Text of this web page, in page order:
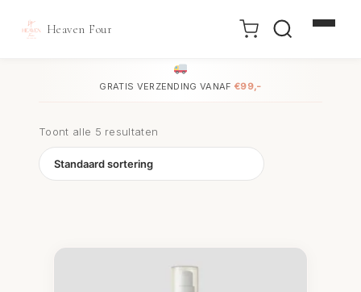
Heaven Four
GRATIS VERZENDING VANAF€99,-
Toont alle 5 resultaten